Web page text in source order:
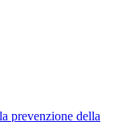
prevenzione della